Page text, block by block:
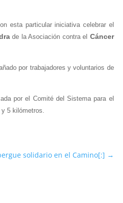
esta particular iniciativa celebrar el
de la Asociación contra el Cáncer
por trabajadores y voluntarios de
por el Comité del Sistema para el
5 kilómetros.
solidario en el Camino[:] →